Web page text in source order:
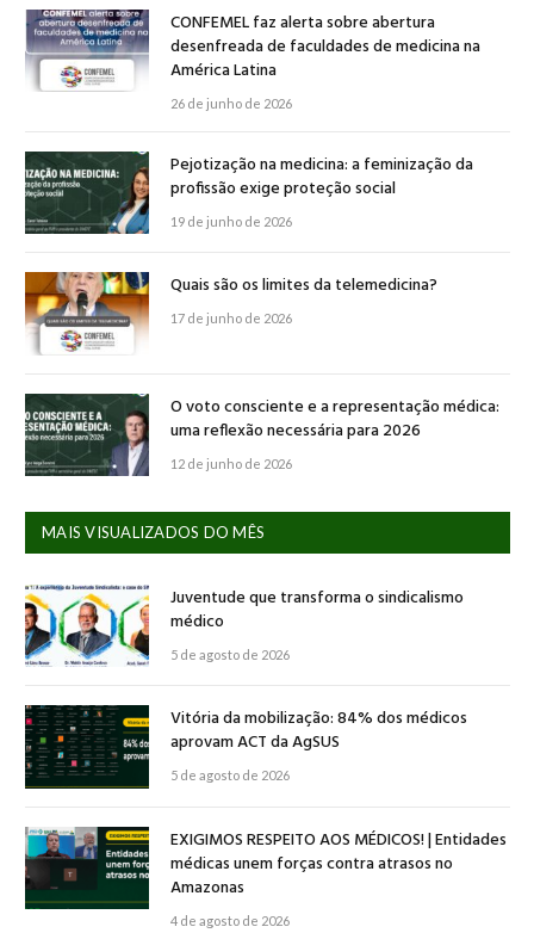
CONFEMEL faz alerta sobre abertura
desenfreada de faculdades de medicina na
América Latina
26 de junho de 2026
Pejotização na medicina: a feminização da
profissão exige proteção social
19 de junho de 2026
Quais são os limites da telemedicina?
17 de junho de 2026
O voto consciente e a representação médica:
uma reflexão necessária para 2026
12 de junho de 2026
MAIS VISUALIZADOS DO MÊS
Juventude que transforma o sindicalismo
médico
5 de agosto de 2026
Vitória da mobilização: 84% dos médicos
aprovam ACT da AgSUS
5 de agosto de 2026
EXIGIMOS RESPEITO AOS MÉDICOS! | Entidades
médicas unem forças contra atrasos no
Amazonas
4 de agosto de 2026